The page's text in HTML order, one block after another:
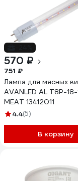
570 ₽
751 ₽
Лампа для мясных
AVANLED AL T8P-
MEAT 13412011
4.4(5)
В корзину